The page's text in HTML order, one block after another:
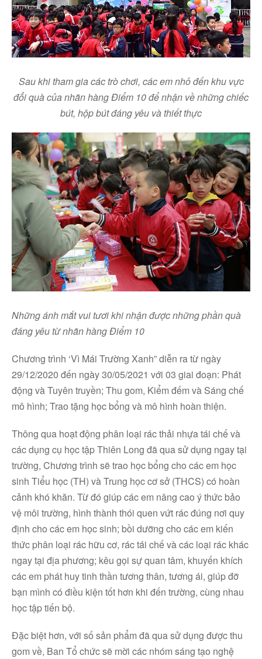
Sau khi tham gia các trò chơi, các em nhỏ đến khu vực
đổi quà của nhãn hàng Điểm 10 để nhận về những chiếc
bút, hộp bút đáng yêu và thiết thực
Những ánh mắt vui tươi khi nhận được những phần quà
đáng yêu từ nhãn hàng Điểm 10
Chương trình ‘Vì Mái Trường Xanh” diễn ra từ ngày
29/12/2020 đến ngày 30/05/2021 với 03 giai đoạn: Phát
động và Tuyên truyền; Thu gom, Kiểm đếm và Sáng chế
mô hình; Trao tặng học bổng và mô hình hoàn thiện.
Thông qua hoạt động phân loại rác thải nhựa tái chế và
các dụng cụ học tập Thiên Long đã qua sử dụng ngay tại
trường, Chương trình sẽ trao học bổng cho các em học
sinh Tiểu học (TH) và Trung học cơ sở (THCS) có hoàn
cảnh khó khăn. Từ đó giúp các em nâng cao ý thức bảo
vệ môi trường, hình thành thói quen vứt rác đúng nơi quy
định cho các em học sinh; bồi dưỡng cho các em kiến
thức phân loại rác hữu cơ, rác tái chế và các loại rác khác
ngay tại địa phương; kêu gọi sự quan tâm, khuyến khích
các em phát huy tinh thần tương thân, tương ái, giúp đỡ
bạn mình có điều kiện tốt hơn khi đến trường, cùng nhau
học tập tiến bộ.
Đặc biệt hơn, với số sản phẩm đã qua sử dụng được thu
gom về, Ban Tổ chức sẽ mời các nhóm sáng tạo nghệ
Facebook
Youtube
Linkedin